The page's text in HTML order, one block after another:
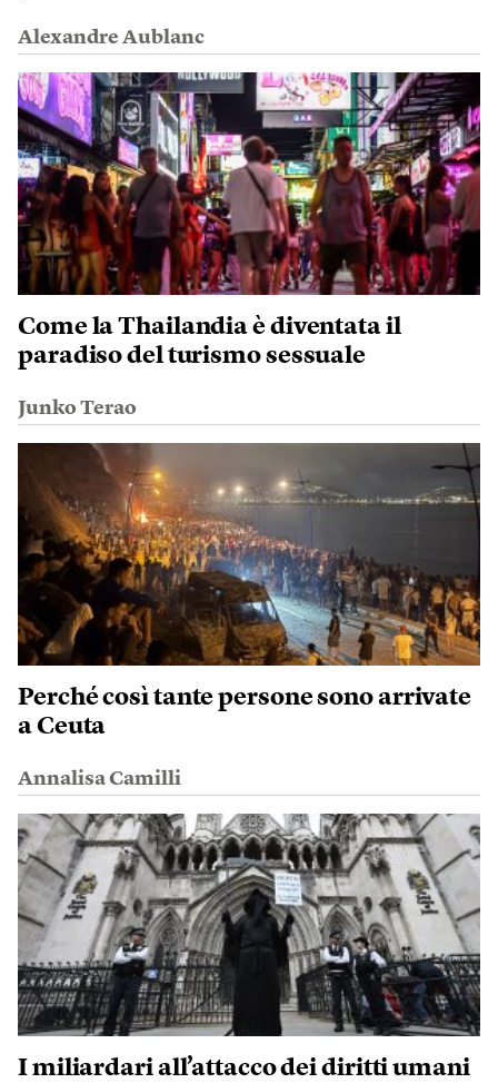
Alexandre Aublanc
Come la Thailandia è diventata il
paradiso del turismo sessuale
Junko Terao
Perché così tante persone sono arrivate
a Ceuta
Annalisa Camilli
I miliardari all’attacco dei diritti umani